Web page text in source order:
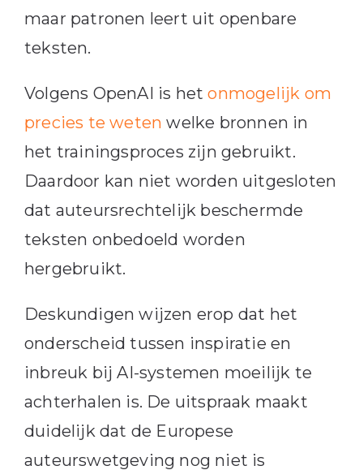
maar patronen leert uit openbare
teksten.
Volgens OpenAI is hetonmogelijk om
precies te weten welke bronnen in
het trainingsproces zijn gebruikt.
Daardoor kan niet worden uitgesloten
dat auteursrechtelijk beschermde
teksten onbedoeld worden
hergebruikt.
Deskundigen wijzen erop dat het
onderscheid tussen inspiratie en
inbreuk bij AI-systemen moeilijk te
achterhalen is. De uitspraak maakt
duidelijk dat de Europese
auteurswetgeving nog niet is